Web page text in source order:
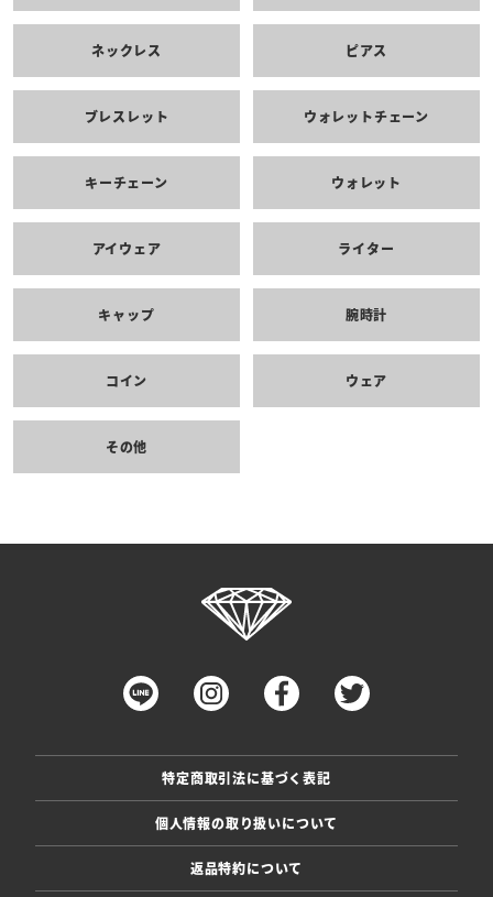
ネックレス ピアス
ブレスレット ウォレットチェーン
キーチェーン ウォレット
アイウェア ライター
キャップ 腕時計
コイン ウェア
その他
特定商取引法に基づく表記
個人情報の取り扱いについて
返品特約について